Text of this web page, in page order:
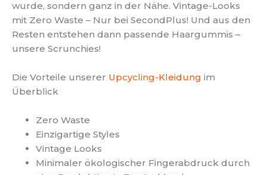
wurde, sondern ganz in der Nähe. Vintage-Looks
mit Zero Waste – Nur bei SecondPlus! Und aus den
Resten entstehen dann passende Haargummis –
unsere Scrunchies!
Die Vorteile unserer Upcycling-Kleidung im
Überblick
Zero Waste
Einzigartige Styles
Vintage Looks
Minimaler ökologischer Fingerabdruck durch